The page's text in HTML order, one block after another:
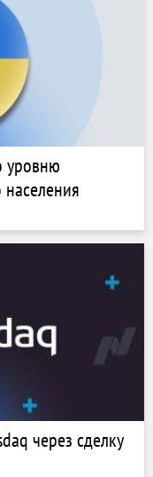
уровню
населения
через сделку